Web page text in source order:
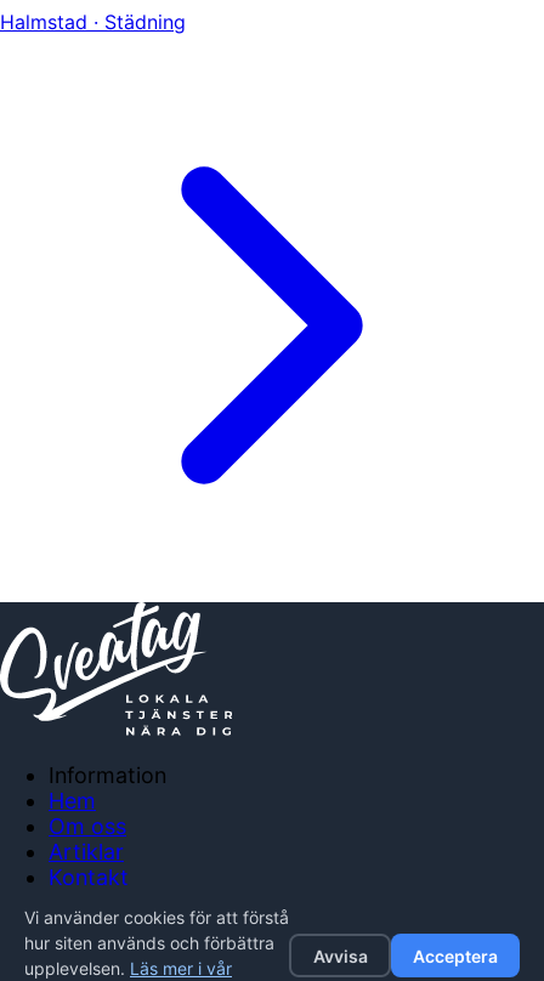
Halmstad · Städning
Information
Hem
Om oss
Artiklar
Kontakt
Integritetspolicy
Vi använder cookies för att förstå
hur siten används och förbättra
upplevelsen. Läs mer i vår
Avvisa Acceptera